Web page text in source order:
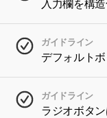
入力欄を構
ガイドライン
デフォルト
ガイドライン
ラジオボタ